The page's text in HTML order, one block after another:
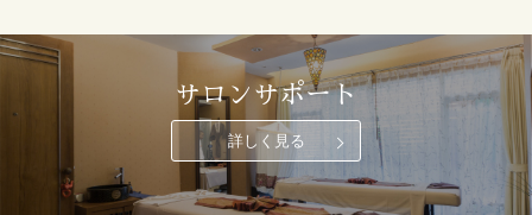
サロンサポート
詳しく見る